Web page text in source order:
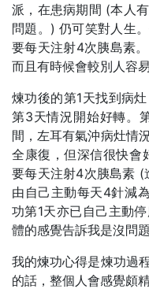
派，在患病期間 (本人
問題。) 仍可笑對人生
要每天注射4次胰島素
而且有時候會較別人容易
煉功後的第1天找到病
第3天情況開始好轉。
間，左耳有氣沖病灶情
全康復，但深信很快會
要每天注射4次胰島素 (
由自己主動每天4針減
功第1天亦已自己主動
體的感覺告訴我是沒問題
我的煉功心得是煉功過
的話，整個人會感覺頗